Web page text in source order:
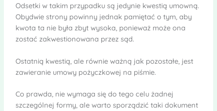
Odsetki w takim przypadku są jedynie kwestią umowną.
Obydwie strony powinny jednak pamiętać o tym, aby
kwota ta nie była zbyt wysoka, ponieważ może ona
zostać zakwestionowana przez sąd.
Ostatnią kwestią, ale równie ważną jak pozostałe, jest
zawieranie umowy pożyczkowej na piśmie.
Co prawda, nie wymaga się do tego celu żadnej
szczególnej formy, ale warto sporządzić taki dokument